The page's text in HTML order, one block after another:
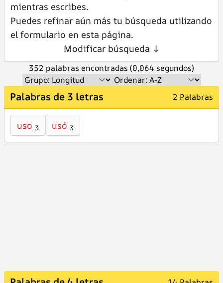
mientras escribes.
Puedes refinar aún más tu búsqueda utilizando
el formulario en esta página.
Modificar búsqueda ↓
352 palabras encontradas (0,064 segundos)
Palabras de 3 letras 2 Palabras
uso 3 usó 3